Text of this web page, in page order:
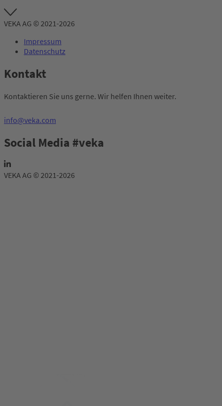
VEKA AG © 2021-2026
Impressum
Datenschutz
Kontakt
Kontaktieren Sie uns gerne. Wir helfen Ihnen weiter.
info@veka.com
Social Media #veka
VEKA AG © 2021-2026